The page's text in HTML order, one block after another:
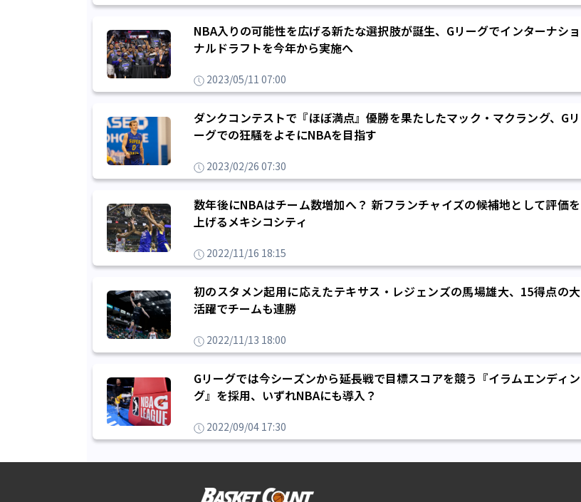
NBA入りの可能性を広げる新たな選択肢が誕生、Gリーグでインターナショ
ナルドラフトを今年から実施へ
2023/05/11 07:00
ダンクコンテストで『ほぼ満点』優勝を果たしたマック・マクラング、Gリ
ーグでの狂騒をよそにNBAを目指す
2023/02/26 07:30
数年後にNBAはチーム数増加へ？ 新フランチャイズの候補地として評価を
上げるメキシコシティ
2022/11/16 18:15
初のスタメン起用に応えたテキサス・レジェンズの馬場雄大、15得点の大
活躍でチームも連勝
2022/11/13 18:00
Gリーグでは今シーズンから延長戦で目標スコアを競う『イラムエンディン
グ』を採用、いずれNBAにも導入？
2022/09/04 17:30